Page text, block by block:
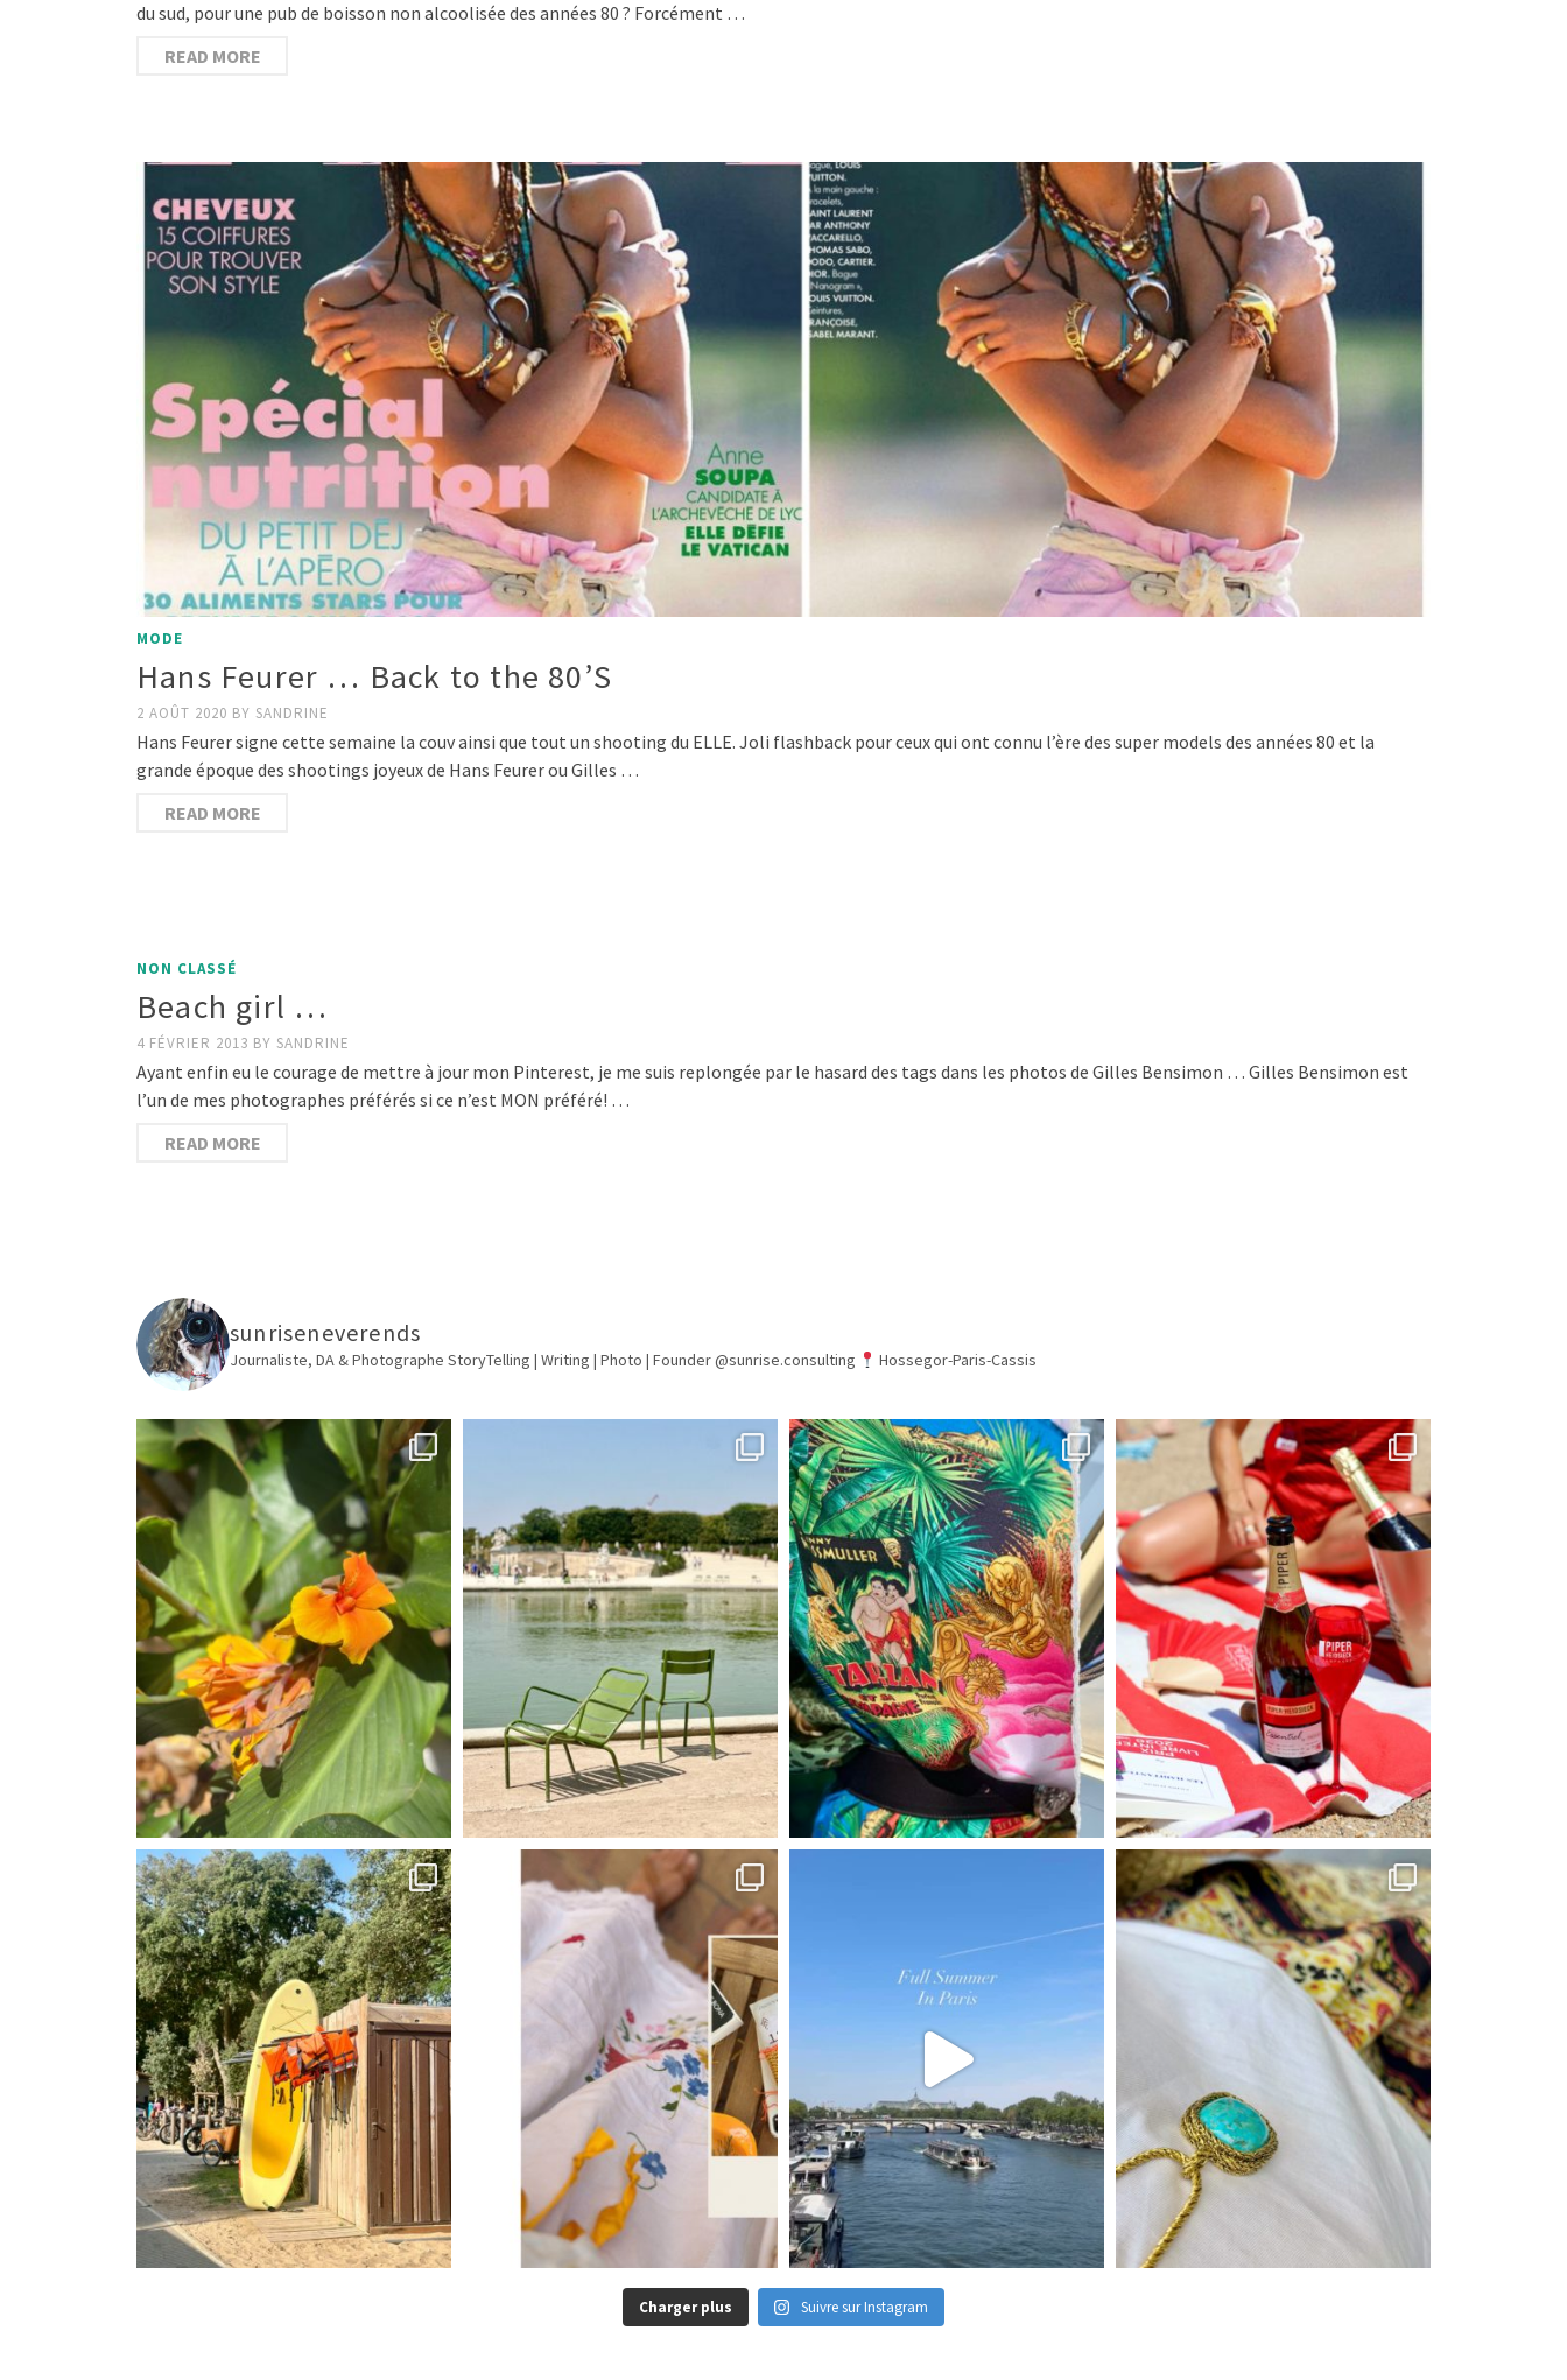
du sud, pour une pub de boisson non alcoolisée des années 80 ? Forcément …
READ MORE
MODE
Hans Feurer … Back to the 80’S
2 AOÛT 2020 BY SANDRINE
Hans Feurer signe cette semaine la couv ainsi que tout un shooting du ELLE. Joli flashback pour ceux qui ont connu l’ère des super models des années 80 et la
grande époque des shootings joyeux de Hans Feurer ou Gilles …
READ MORE
NON CLASSÉ
Beach girl …
4 FÉVRIER 2013 BY SANDRINE
Ayant enfin eu le courage de mettre à jour mon Pinterest, je me suis replongée par le hasard des tags dans les photos de Gilles Bensimon … Gilles Bensimon est
l’un de mes photographes préférés si ce n’est MON préféré! …
READ MORE
sunriseneverends
Journaliste, DA & Photographe StoryTelling | Writing | Photo | Founder @sunrise.consulting Hossegor-Paris-Cassis
Charger plus Suivre sur Instagram